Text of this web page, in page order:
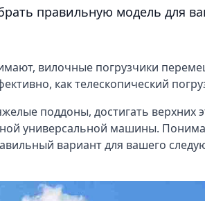
правильную модель для
вилочные погрузчики
как телескопический
поддоны, достигать верхних
универсальной машины.
вариант для вашего